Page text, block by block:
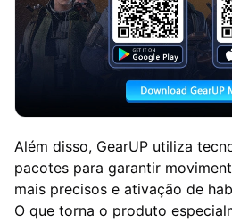
Além disso, GearUP utiliza
pacotes para garantir
mais precisos e ativação de
O que torna o produto